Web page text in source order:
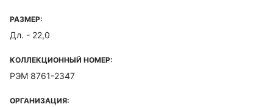
РАЗМЕР:
Дл. - 22,0
КОЛЛЕКЦИОННЫЙ НОМЕР:
РЭМ 8761-2347
ОРГАНИЗАЦИЯ: